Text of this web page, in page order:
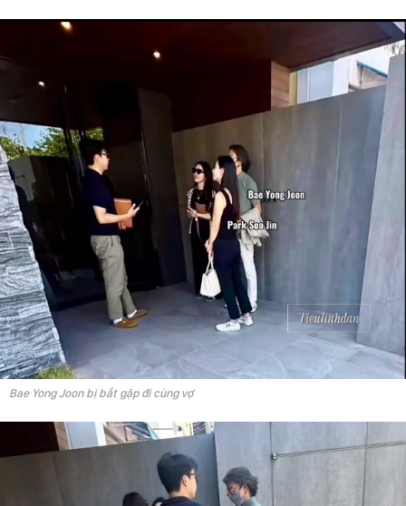
Bae Yong Joon bị bắt gặp đi cùng vợ